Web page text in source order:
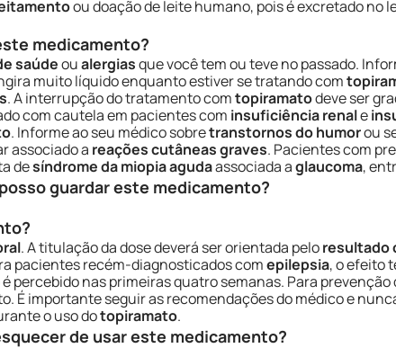
ou doação de leite humano, pois é excretado no
medicamento?
saúdeoualergiasque você tem ou teve no passado.
muito líquido enquanto estiver se tratando com
. A interrupção do tratamento comtopiramatodeve ser
com cautela em pacientes com insuficiência renale
. Informe ao seu médico sobretranstornos do humorou
associado a reações cutâneas graves. Pacientes com
desíndrome da miopia agudaassociada aglaucoma,
guardar este medicamento?
. A titulação da dose deverá ser orientada peloresultado
pacientes recém-diagnosticados comepilepsia, o efeito
percebido nas primeiras quatro semanas. Para prevenção
É importante seguir as recomendações do médico e
o uso dotopiramato.
de usar este medicamento?